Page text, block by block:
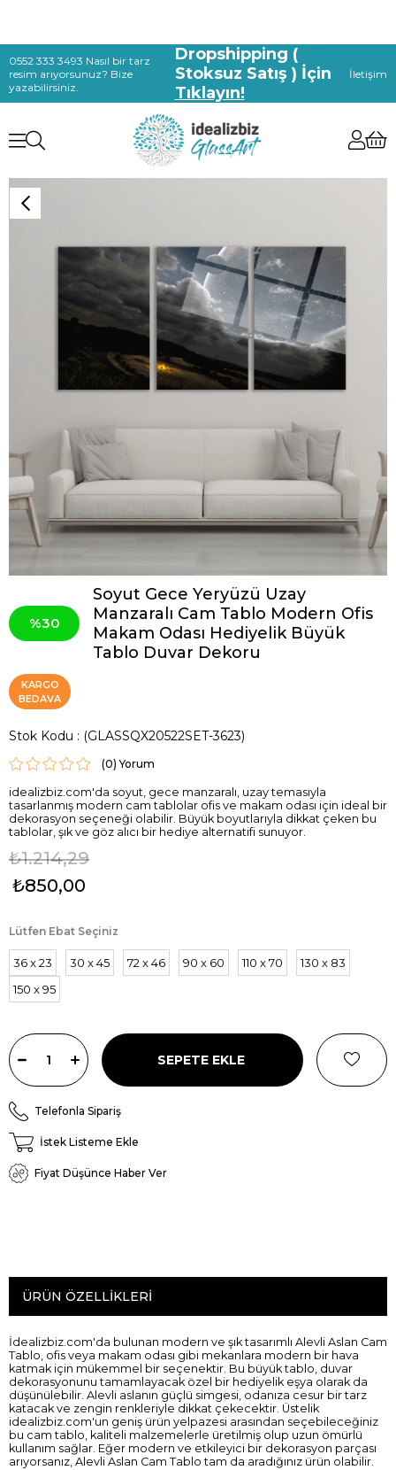
0552 333 3493 Nasıl bir tarz
resim arıyorsunuz? Bize
yazabilirsiniz.
Dropshipping (
Stoksuz Satış ) İçin
Tıklayın!
İletişim
30
Soyut Gece Yeryüzü Uzay
Manzaralı Cam Tablo Modern Ofis
Makam Odası Hediyelik Büyük
Tablo Duvar Dekoru
KARGO
BEDAVA
Stok Kodu (GLASSQX20522SET-3623)
(0)
idealizbiz.com'da soyut, gece manzaralı, uzay temasıyla
tasarlanmış modern cam tablolar ofis ve makam odası için ideal bir
dekorasyon seçeneği olabilir. Büyük boyutlarıyla dikkat çeken bu
tablolar, şık ve göz alıcı bir hediye alternatifi sunuyor.
₺1.214,29
₺850,00
Lütfen Ebat Seçiniz
36 x 23 30 x 45 72 x 46 90 x 60 110 x 70
130 x 83
150 x 95
Telefonla Sipariş
İstek Listeme Ekle
Fiyat Düşünce Haber Ver
ÜRÜN ÖZELLIKLERI
İdealizbiz.com'da bulunan modern ve şık tasarımlı Alevli Aslan Cam
Tablo, ofis veya makam odası gibi mekanlara modern bir hava
katmak için mükemmel bir seçenektir. Bu büyük tablo, duvar
dekorasyonunu tamamlayacak özel bir hediyelik eşya olarak da
düşünülebilir. Alevli aslanın güçlü simgesi, odanıza cesur bir tarz
katacak ve zengin renkleriyle dikkat çekecektir. Üstelik
idealizbiz.com'un geniş ürün yelpazesi arasından seçebileceğiniz
bu cam tablo, kaliteli malzemelerle üretilmiş olup uzun ömürlü
kullanım sağlar. Eğer modern ve etkileyici bir dekorasyon parçası
arıyorsanız, Alevli Aslan Cam Tablo tam da aradığınız ürün olabilir.